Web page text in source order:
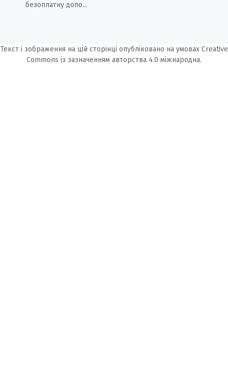
безоплатну допо...
Текст і зображення на цій сторінці опубліковано на умовах Creative
Commons із зазначенням авторства 4.0 міжнародна.